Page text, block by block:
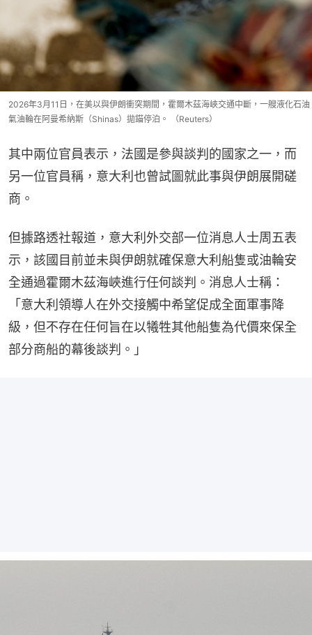
2026年3月11日，在美以與伊朗衝突期間，霍爾木茲海峽交通中斷，一艘液化石油
氣油輪在阿曼希納斯（Shinas）拋錨停泊。 （Reuters）
其中兩位官員表示，法國是參與談判的國家之一，而
另一位官員稱，意大利也曾試圖就此事與伊朗展開磋
商。
但據路透社報道，意大利外交部一位消息人士周五表
示，該國目前並未與伊朗就確保意大利船隻或油輪安
全通過霍爾木茲海峽進行任何談判。消息人士稱：
「意大利領導人在外交接觸中希望促成全面軍事降
級，但不存在任何旨在以犧牲其他船隻為代價來保全
部分商船的幕後談判。」